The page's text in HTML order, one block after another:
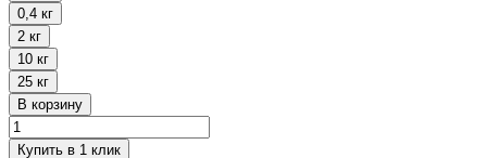
0,4 кг
2 кг
10 кг
25 кг
В корзину
Купить в 1 клик